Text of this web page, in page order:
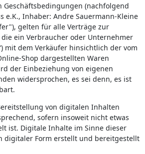
Geschäftsbedingungen (nachfolgend
e.K., Inhaber: Andre Sauermann-Kleine
gelten für alle Verträge zur
ein Verbraucher oder Unternehmer
mit dem Verkäufer hinsichtlich der vom
Shop dargestellten Waren
der Einbeziehung von eigenen
widersprochen, es sei denn, es ist
von digitalen Inhalten
sofern insoweit nicht etwas
ist. Digitale Inhalte im Sinne dieser
digitaler Form erstellt und bereitgestellt